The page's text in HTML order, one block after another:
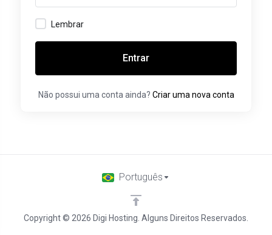
Lembrar
Entrar
Não possui uma conta ainda? Criar uma nova conta
Copyright © 2026 Digi Hosting. Alguns Direitos Reservados.
Português